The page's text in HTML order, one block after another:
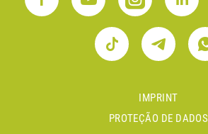
IMPRINT
PROTEÇÃO DE DADOS